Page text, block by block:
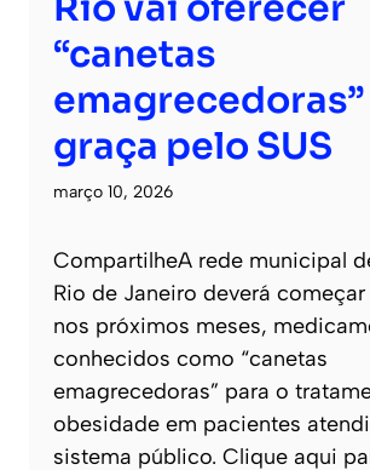
“canetas
graça pelo SUS
março 10, 2026
CompartilheA rede municipal
Rio de Janeiro deverá
nos próximos meses,
conhecidos como “canetas
emagrecedoras” para o
obesidade em pacientes
sistema público. Clique aqui